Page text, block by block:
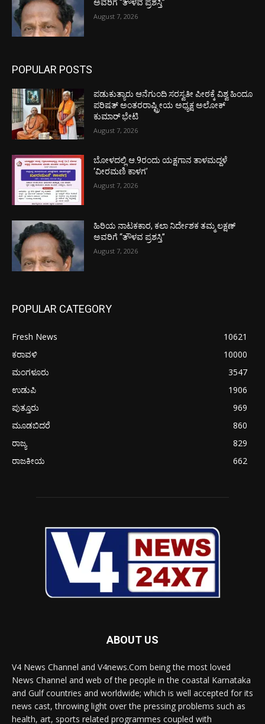
ಅವರಿಗೆ “ತೌಳವ ಪ್ರಶಸ್ತಿ”
August 7, 2026
POPULAR POSTS
ಪಡುಕುತ್ಯಾರು ಆನೆಗುಂದಿ ಸರಸ್ವತೀ ಪೀಠಕ್ಕೆ ವಿಶ್ವ ಹಿಂದೂ
ಪರಿಷತ್ ಅಂತರರಾಷ್ಟ್ರೀಯ ಅಧ್ಯಕ್ಷ ಅಲೋಕ್
ಕುಮಾರ್ ಭೇಟಿ
August 7, 2026
ಬೋಳದಲ್ಲಿ ಆ.9ರಂದು ಯಕ್ಷಗಾನ ತಾಳಮದ್ದಳೆ
‘ವೀರಮಣಿ ಕಾಳಗ’
August 7, 2026
ಹಿರಿಯ ನಾಟಕಕಾರ, ಕಲಾ ನಿರ್ದೇಶಕ ತಮ್ಮ ಲಕ್ಷಣ್
ಅವರಿಗೆ “ತೌಳವ ಪ್ರಶಸ್ತಿ”
August 7, 2026
POPULAR CATEGORY
Fresh News
10621
ಕರಾವಳಿ
10000
ಮಂಗಳೂರು
3547
ಉಡುಪಿ
1906
ಪುತ್ತೂರು
969
ಮೂಡಬಿದರೆ
860
ರಾಜ್ಯ
829
ರಾಜಕೀಯ
662
ABOUT US
V4 News Channel and V4news.Com being the most loved
News Channel and web of the people in the coastal Karnataka
and Gulf countries and worldwide; which is well accepted for its
news cast, throwing light over the pressing problems such as
health, art, sports related programmes coupled with